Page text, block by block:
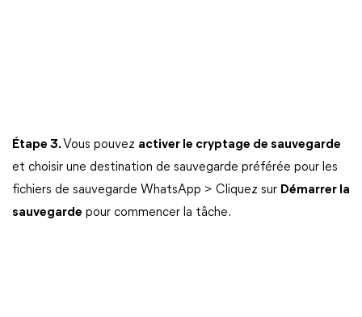
Étape 3. Vous pouvez activer le cryptage de sauvegarde
et choisir une destination de sauvegarde préférée pour les
fichiers de sauvegarde WhatsApp > Cliquez sur Démarrer la
sauvegarde pour commencer la tâche.